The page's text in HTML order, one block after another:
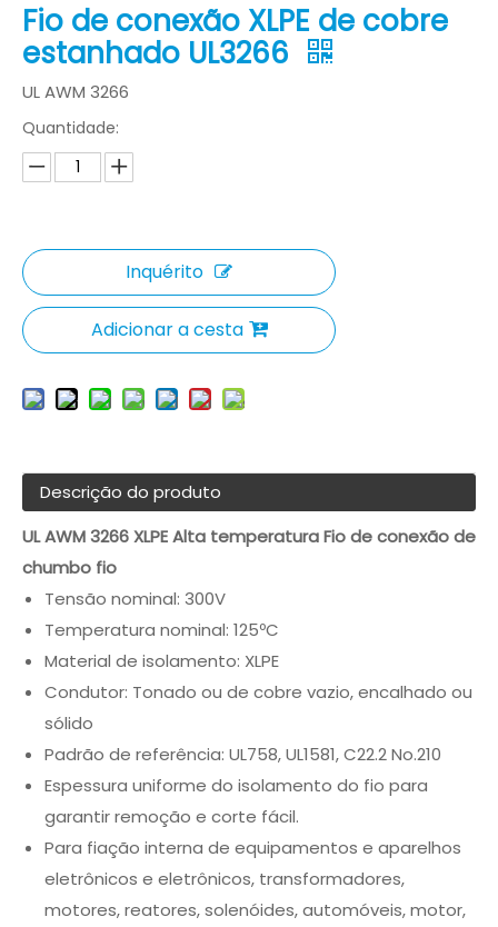
Fio de conexão XLPE de cobre
estanhado UL3266
UL AWM 3266
Quantidade:
Inquérito
Adicionar a cesta
Descrição do produto
UL AWM 3266 XLPE Alta temperatura Fio de conexão de
chumbo fio
Tensão nominal: 300V
Temperatura nominal: 125ºC
Material de isolamento: XLPE
Condutor: Tonado ou de cobre vazio, encalhado ou
sólido
Padrão de referência: UL758, UL1581, C22.2 No.210
Espessura uniforme do isolamento do fio para
garantir remoção e corte fácil.
Para fiação interna de equipamentos e aparelhos
eletrônicos e eletrônicos, transformadores,
motores, reatores, solenóides, automóveis, motor,